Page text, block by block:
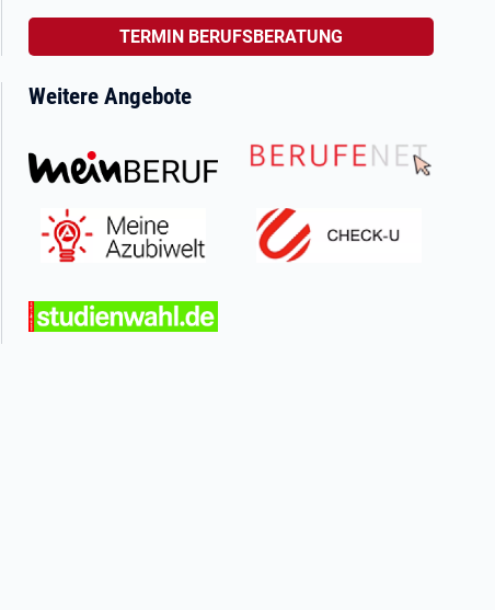
TERMIN BERUFSBERATUNG
Weitere Angebote